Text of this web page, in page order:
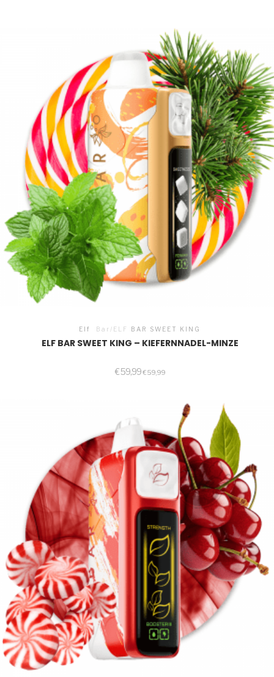
Elf Bar/ELF BAR SWEET KING
ELF BAR SWEET KING – KIEFERNNADEL-MINZE
€59,99€59,99